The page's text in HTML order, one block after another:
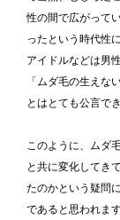
性の間で広がって
ったという時代性
アイドルなどは男
「ムダ毛の生えな
とはとても公言で
このように、ムダ
と共に変化してき
たのかという疑問
であると思われま